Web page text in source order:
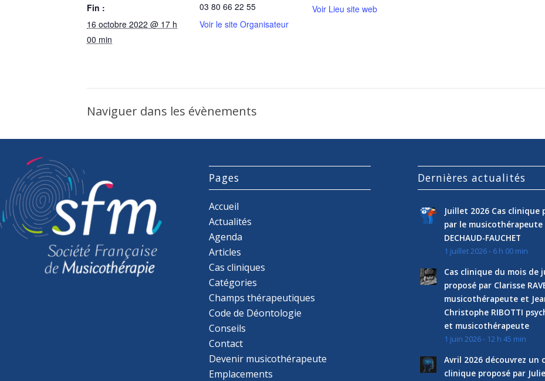
Fin :
16 octobre 2022 @ 17 h
00 min
03 80 66 22 55
Voir le site Organisateur
Voir Lieu site web
Naviguer dans les évènements
Pages
Accueil
Actualités
Agenda
Articles
Cas cliniques
Catégories
Champs thérapeutiques
Code de Déontologie
Conseils
Contact
Devenir musicothérapeute
Emplacements
Dernières actualités
Juillet 2026 Cas clinique
par le musicothérapeute
DECHAUD-FAUCHET
1 juillet 2026 - 6 h 00 min
Cas clinique du mois de
proposé par Clarisse
musicothérapeute et
Christophe RIBOTTI
et musicothérapeute
1 juin 2026 - 12 h 45 min
Avril 2026 découvrez un
clinique proposé par Julie